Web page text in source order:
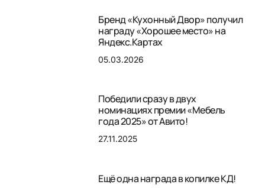
Бренд «Кухонный Двор» получил
награду «Хорошее место» на
Яндекс.Картах
05.03.2026
Победили сразу в двух
номинациях премии «Мебель
года 2025» от Авито!
27.11.2025
Ещё одна награда в копилке КД!